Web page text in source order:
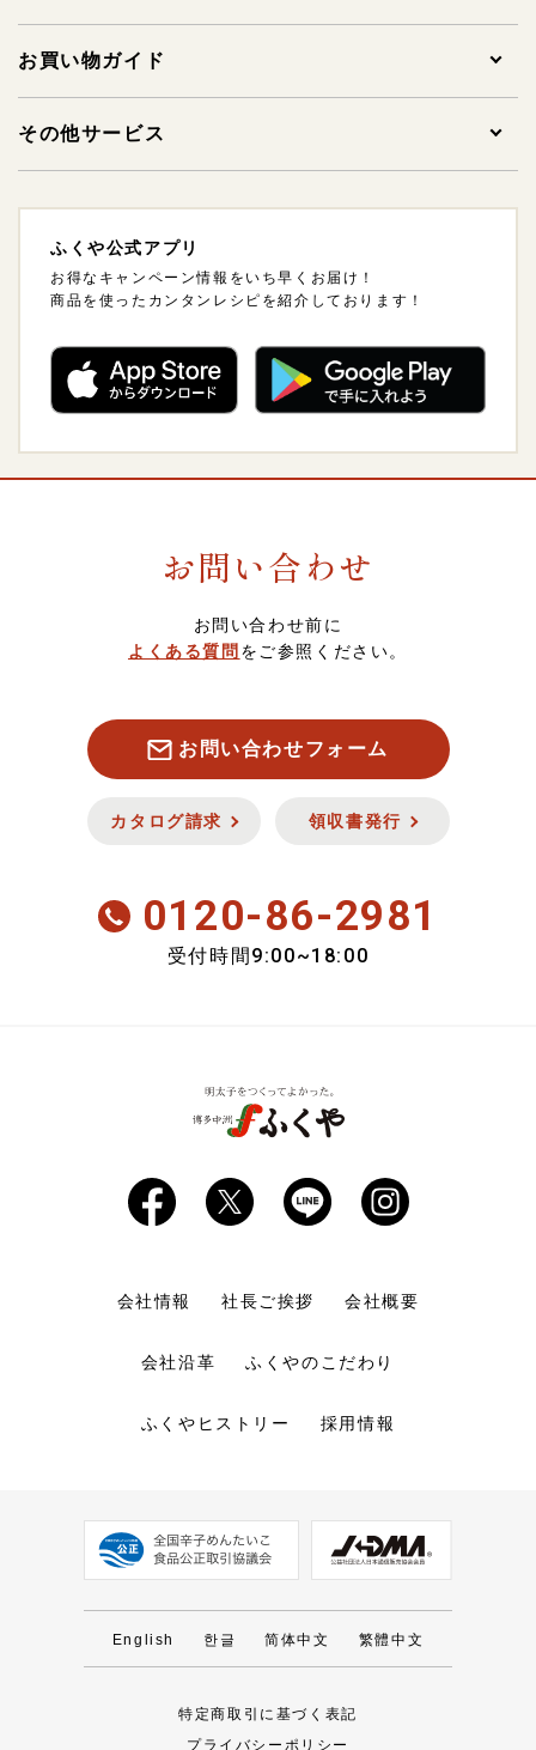
贈答用明太子
家庭用明太子
その他明太子
ギフトセット
ご飯のおとも
菓子・フルーツ
酒類・飲料品
会員のみ特別送料
1,000円未満
1,000～1,999円
2,000～2,999円
3,000～3,999円
4,000～4,999円
7,000～7,999円
8,000円以上
お買い物ガイド
ご注文について
支払方法・支払い時期・領収書について
配送方法・送料について
熨斗（のし）・包装について
スマート便（ソーシャルギフト）について
定期・頒布会注文について
キャンセル・返品について
その他サービス
法人様ギフトサービスについて
海外発送について
卸販売について
ふくや公式アプリ
お得なキャンペーン情報をいち早くお届け！
商品を使ったカンタンレシピを紹介しております！
お問い合わせ
お問い合わせ前に
よくある質問 をご参照ください。
お問い合わせフォーム
カタログ請求 領収書発行
0120-86-2981
受付時間 9:00~18:00
会社情報 社長ご挨拶 会社概要
会社沿革 ふくやのこだわり
ふくやヒストリー 採用情報
English 한글 简体中文 繁體中文
特定商取引に基づく表記
プライバシーポリシー